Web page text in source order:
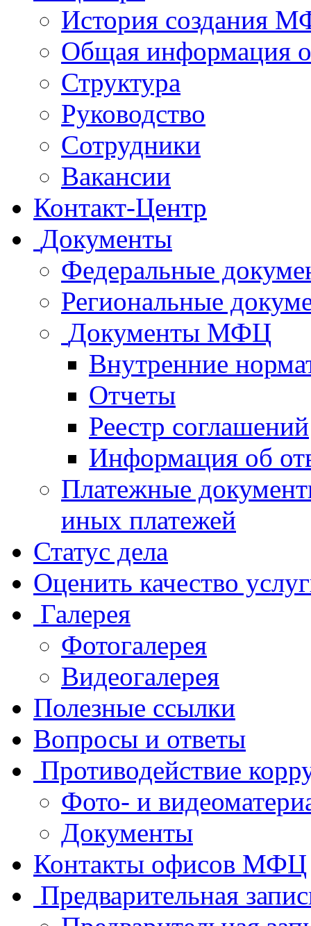
История создания
Общая
Структура
Руководство
Сотрудники
Вакансии
Контакт-Центр
Документы
Федеральные
Региональные
Документы МФЦ
Внутренние
Отчеты
Реестр соглашений
Информация об
Платежные
иных платежей
Статус дела
Оценить качество
Галерея
Фотогалерея
Видеогалерея
Полезные ссылки
Вопросы и ответы
Противодействие
Фото- и
Документы
Контакты офисов МФЦ
Предварительная